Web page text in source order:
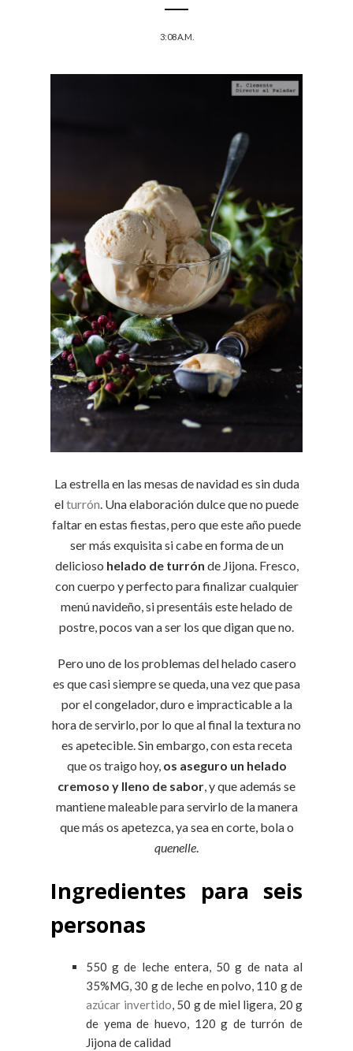
3:08 A.M.
La estrella en las mesas de navidad es sin duda
elturrón. Una elaboración dulce que no puede
faltar en estas fiestas, pero que este año puede
ser más exquisita si cabe en forma de un
delicioso helado de turrón de Jijona. Fresco,
con cuerpo y perfecto para finalizar cualquier
menú navideño, si presentáis este helado de
postre, pocos van a ser los que digan que no.
Pero uno de los problemas del helado casero
es que casi siempre se queda, una vez que pasa
por el congelador, duro e impracticable a la
hora de servirlo, por lo que al final la textura no
es apetecible. Sin embargo, con esta receta
que os traigo hoy, os aseguro un helado
cremoso y lleno de sabor, y que además se
mantiene maleable para servirlo de la manera
que más os apetezca, ya sea en corte, bola o
quenelle.
Ingredientes para seis
personas
550 g de leche entera, 50 g de nata al
35%MG, 30 g de leche en polvo, 110 g de
azúcar invertido, 50 g de miel ligera, 20 g
de yema de huevo, 120 g de turrón de
Jijona de calidad